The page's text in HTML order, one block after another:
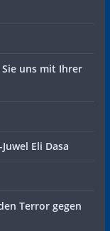
uns mit Ihrer
Eli Dasa
Terror gegen